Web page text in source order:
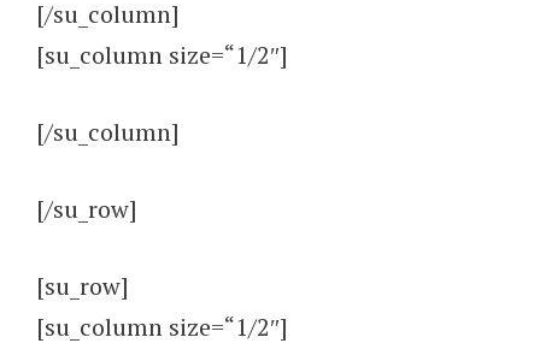
[/su_column]
[su_column size=“1/2″]
[/su_column]
[/su_row]
[su_row]
[su_column size=“1/2″]